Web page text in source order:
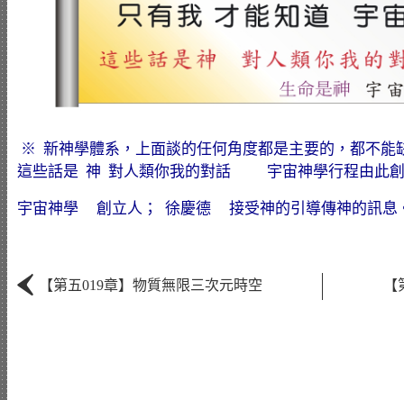
※ 新神學體系，上面談的任何角度都是主要的，都不能
這些話是 神 對人類你我的對話 宇宙神學行程由此創
宇宙神學 創立人； 徐慶德 接受神的引導傳神的訊息
‹ 【第五019章】物質無限三次元時空